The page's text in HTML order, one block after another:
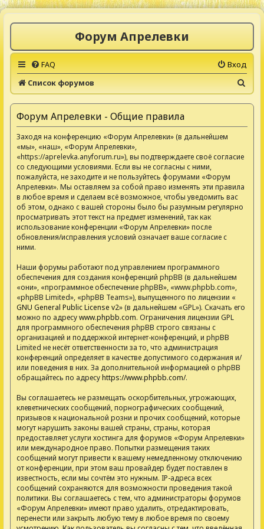
Форум Апрелевки
FAQ
Вход
Список форумов
о
с
Форум Апрелевки - Общие правила
Заходя на конференцию «Форум Апрелевки» (в дальнейшем
«мы», «наш», «Форум Апрелевки»,
«https://aprelevka.anyforum.ru»), вы подтверждаете своё согласие
со следующими условиями. Если вы не согласны с ними,
пожалуйста, не заходите и не пользуйтесь форумами «Форум
Апрелевки». Мы оставляем за собой право изменять эти правила
в любое время и сделаем всё возможное, чтобы уведомить вас
об этом, однако с вашей стороны было бы разумным регулярно
просматривать этот текст на предмет изменений, так как
использование конференции «Форум Апрелевки» после
обновления/исправления условий означает ваше согласие с
ними.
Наши форумы работают под управлением программного
обеспечения для создания конференций phpBB (в дальнейшем
«они», «программное обеспечение phpBB», «www.phpbb.com»,
«phpBB Limited», «phpBB Teams»), выпущенного по лицензии «
GNU General Public License v2» (в дальнейшем «GPL»). Скачать его
можно по адресуwww.phpbb.com. Ограничения лицензии GPL
для программного обеспечения phpBB строго связаны с
организацией и поддержкой интернет-конференций, и phpBB
Limited не несёт ответственности за то, что администрация
конференций определяет в качестве допустимого содержания и/
или поведения в них. За дополнительной информацией о phpBB
обращайтесь по адресуhttps://www.phpbb.com/.
Вы соглашаетесь не размещать оскорбительных, угрожающих,
клеветнических сообщений, порнографических сообщений,
призывов к национальной розни и прочих сообщений, которые
могут нарушить законы вашей страны, страны, которая
предоставляет услуги хостинга для форумов «Форум Апрелевки»
или международное право. Попытки размещения таких
сообщений могут привести к вашему немедленному отключению
от конференции, при этом ваш провайдер будет поставлен в
известность, если мы сочтём это нужным. IP-адреса всех
сообщений сохраняются для возможности проведения такой
политики. Вы соглашаетесь с тем, что администраторы форумов
«Форум Апрелевки» имеют право удалить, отредактировать,
перенести или закрыть любую тему в любое время по своему